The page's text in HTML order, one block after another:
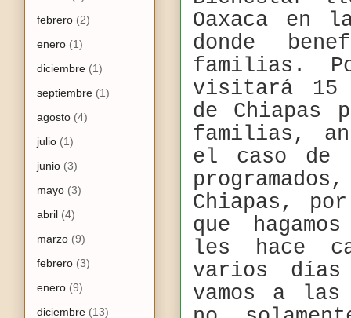
Oaxaca en
donde
familias.
visitará 15
de Chiapas
familias,
el caso de
Chiapas,
que
les hace
varios días
vamos a las
febrero (2)
enero (1)
diciembre (1)
septiembre (1)
agosto (4)
julio (1)
junio (3)
mayo (3)
abril (4)
marzo (9)
febrero (3)
enero (9)
diciembre (13)